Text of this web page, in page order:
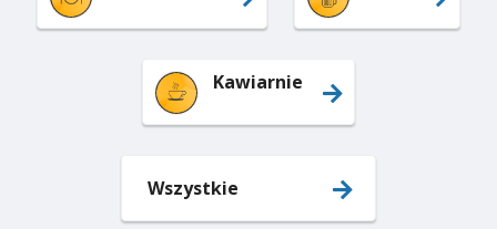
Kawiarnie
Wszystkie